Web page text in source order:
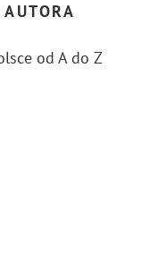
od A do Z